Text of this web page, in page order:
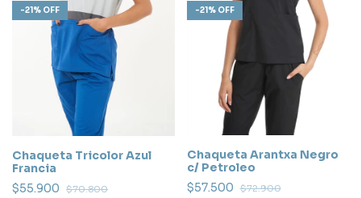
-21 % OFF
Chaqueta Tricolor Azul
Francia
$55.900
$70.800
-21 % OFF
Chaqueta Arantxa Negro
c/ Petroleo
$57.500
$72.900